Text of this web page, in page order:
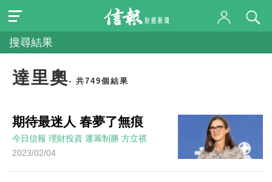
搜尋結果
達里奧- 共749個結果
期待最迷人 春夢了無痕
今日信報 理財投資 運籌制勝 方立祺
2023/02/04